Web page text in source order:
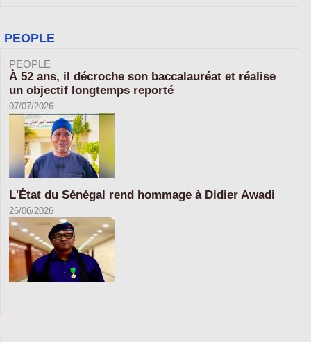
PEOPLE
PEOPLE
À 52 ans, il décroche son baccalauréat et réalise
un objectif longtemps reporté
07/07/2026
L'État du Sénégal rend hommage à Didier Awadi
26/06/2026